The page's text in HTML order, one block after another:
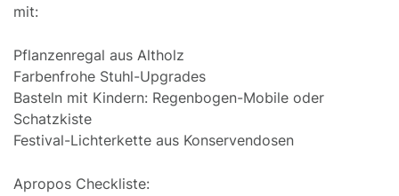
mit:
Pflanzenregal aus Altholz
Farbenfrohe Stuhl-Upgrades
Basteln mit Kindern: Regenbogen-Mobile oder
Schatzkiste
Festival-Lichterkette aus Konservendosen
Apropos Checkliste: